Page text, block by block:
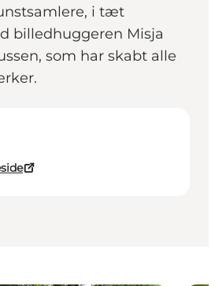
i tæt
billedhuggeren Misja
som har skabt alle